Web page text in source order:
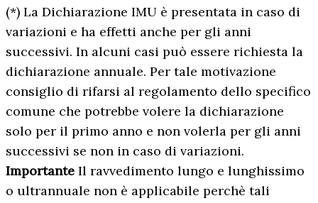
(*) La Dichiarazione IMU è presentata in caso di
variazioni e ha effetti anche per gli anni
successivi. In alcuni casi può essere richiesta la
dichiarazione annuale. Per tale motivazione
consiglio di rifarsi al regolamento dello specifico
comune che potrebbe volere la dichiarazione
solo per il primo anno e non volerla per gli anni
successivi se non in caso di variazioni.
Importante Il ravvedimento lungo e lunghissimo
o ultrannuale non è applicabile perchè tali